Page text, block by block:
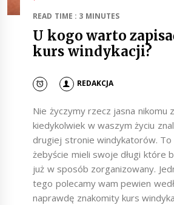
READ TIME : 3 MINUTES
U kogo warto
kurs windykacji?
REDAKCJA
Nie życzymy rzecz jasna nikomu
kiedykolwiek w waszym życiu
drugiej stronie windykatorów. To
żebyście mieli swoje długi które
już w sposób zorganizowany.
tego polecamy wam pewien
naprawdę znakomity kurs